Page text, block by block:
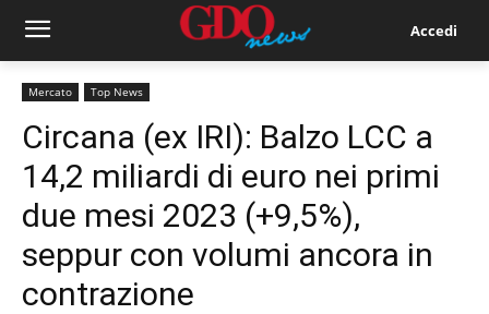
Accedi
Mercato Top News
Circana (ex IRI): Balzo LCC a
14,2 miliardi di euro nei primi
due mesi 2023 (+9,5%),
seppur con volumi ancora in
contrazione